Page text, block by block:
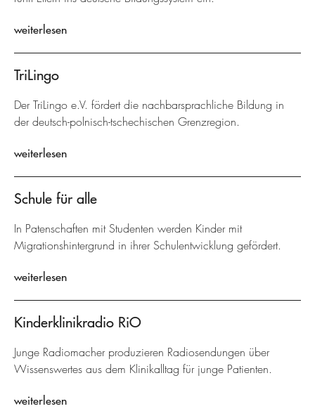
weiterlesen
TriLingo
Der TriLingo e.V. fördert die nachbarsprachliche Bildung in
der deutsch-polnisch-tschechischen Grenzregion.
weiterlesen
Schule für alle
In Patenschaften mit Studenten werden Kinder mit
Migrationshintergrund in ihrer Schulentwicklung gefördert.
weiterlesen
Kinderklinikradio RiO
Junge Radiomacher produzieren Radiosendungen über
Wissenswertes aus dem Klinikalltag für junge Patienten.
weiterlesen